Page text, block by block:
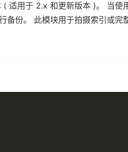
适用于 2.x 和更新版本 )。 当使
份。 此模块用于拍摄索引或完